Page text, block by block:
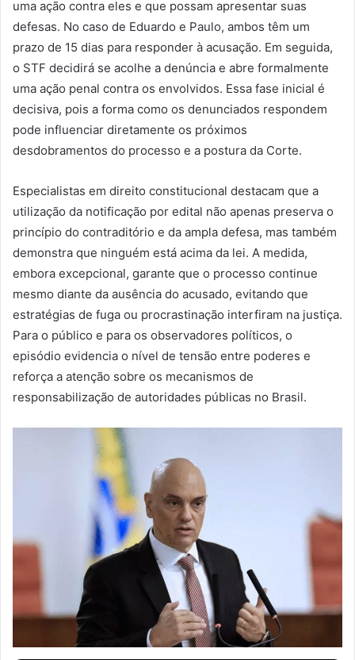
uma ação contra eles e que possam apresentar suas
defesas. No caso de Eduardo e Paulo, ambos têm um
prazo de 15 dias para responder à acusação. Em seguida,
o STF decidirá se acolhe a denúncia e abre formalmente
uma ação penal contra os envolvidos. Essa fase inicial é
decisiva, pois a forma como os denunciados respondem
pode influenciar diretamente os próximos
desdobramentos do processo e a postura da Corte.
Especialistas em direito constitucional destacam que a
utilização da notificação por edital não apenas preserva o
princípio do contraditório e da ampla defesa, mas também
demonstra que ninguém está acima da lei. A medida,
embora excepcional, garante que o processo continue
mesmo diante da ausência do acusado, evitando que
estratégias de fuga ou procrastinação interfiram na justiça.
Para o público e para os observadores políticos, o
episódio evidencia o nível de tensão entre poderes e
reforça a atenção sobre os mecanismos de
responsabilização de autoridades públicas no Brasil.